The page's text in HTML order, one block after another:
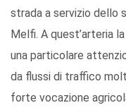
strada a servizio dello
Melfi. A quest’arteria
una particolare
da flussi di traffico
forte vocazione